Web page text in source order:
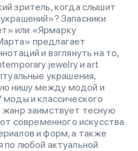
зритель, когда слышит
Запасники
или «Ярмарку
предлагает
и взглянуть на то,
jewelry и art
украшения,
нишу между модой и
и классического
жанр заимствует тесную
современного искусства
и форм, а также
по любой актуальной